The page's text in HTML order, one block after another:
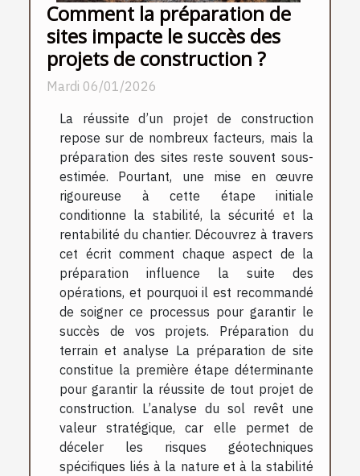
Comment la préparation de
sites impacte le succès des
projets de construction ?
Mardi 06/01/2026
La réussite d’un projet de construction
repose sur de nombreux facteurs, mais la
préparation des sites reste souvent sous-
estimée. Pourtant, une mise en œuvre
rigoureuse à cette étape initiale
conditionne la stabilité, la sécurité et la
rentabilité du chantier. Découvrez à travers
cet écrit comment chaque aspect de la
préparation influence la suite des
opérations, et pourquoi il est recommandé
de soigner ce processus pour garantir le
succès de vos projets. Préparation du
terrain et analyse La préparation de site
constitue la première étape déterminante
pour garantir la réussite de tout projet de
construction. L’analyse du sol revêt une
valeur stratégique, car elle permet de
déceler les risques géotechniques
spécifiques liés à la nature et à la stabilité